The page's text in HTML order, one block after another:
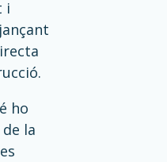
i
ho
la